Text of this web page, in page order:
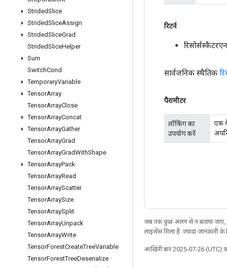
StridedSlice
StridedSliceAssign
StridedSliceGrad
StridedSliceHelper
Sum
SwitchCond
TemporaryVariable
TensorArray
TensorArrayClose
TensorArrayConcat
TensorArrayGather
TensorArrayGrad
TensorArrayGradWithShape
TensorArrayPack
TensorArrayRead
TensorArrayScatter
TensorArraySize
TensorArraySplit
TensorArrayUnpack
TensorArrayWrite
TensorForestCreateTreeVariable
TensorForestTreeDeserialize
रिटर्न
सार्वजनिक स्थैतिक
पैरामीटर
लॉकिंग का
उपयोग करें
एक
जब तक कुछ अलग से न बताया जाए,
लाइसेंस मिला है. ज़्यादा जानकारी के
आखिरी बार 2025-07-26 (UTC)